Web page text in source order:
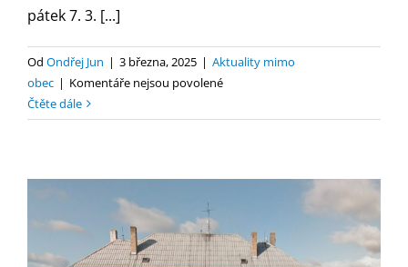
pátek 7. 3. [...]
Od Ondřej Jun | 3 března, 2025 | Aktuality mimo
obec | Komentáře nejsou povolenéu
s
Švehlová
Čtěte dále